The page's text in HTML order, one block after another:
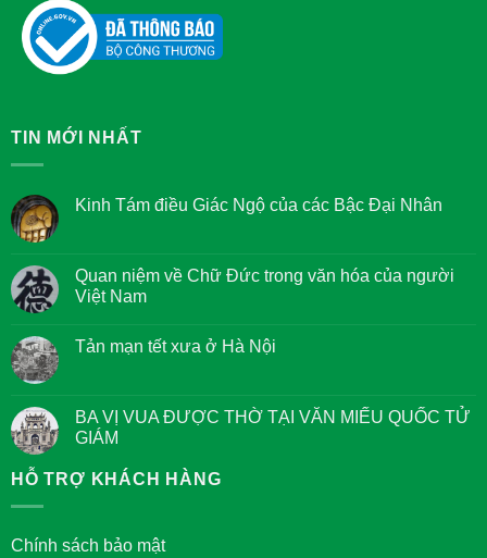
TIN MỚI NHẤT
Kinh Tám điều Giác Ngộ của các Bậc Đại Nhân
luận
ở
Kinh
Giác
Ngộ
Đại
Nhân
Quan niệm về Chữ Đức trong văn hóa của người
Việt Nam
bình
về
Chữ
Đức
văn
hóa
Nam
Tản mạn tết xưa ở Hà Nội
luận
ở
Tản
xưa
BA VỊ VUA ĐƯỢC THỜ TẠI VĂN MIẾU QUỐC TỬ
GIÁM
có
bình
VỊ
HỖ TRỢ KHÁCH HÀNG
Chính sách bảo mật